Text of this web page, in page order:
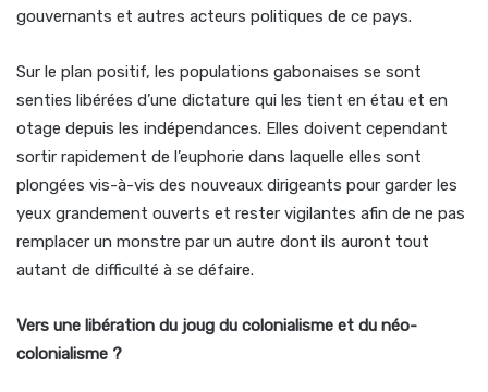
gouvernants et autres acteurs politiques de ce pays.
Sur le plan positif, les populations gabonaises se sont
senties libérées d’une dictature qui les tient en étau et en
otage depuis les indépendances. Elles doivent cependant
sortir rapidement de l’euphorie dans laquelle elles sont
plongées vis-à-vis des nouveaux dirigeants pour garder les
yeux grandement ouverts et rester vigilantes afin de ne pas
remplacer un monstre par un autre dont ils auront tout
autant de difficulté à se défaire.
Vers une libération du joug du colonialisme et du néo-
colonialisme ?